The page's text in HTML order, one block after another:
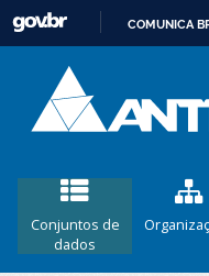
COMUNICA
Conjuntos de
dados